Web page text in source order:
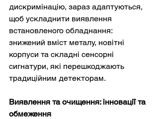
дискримінацію, зараз адаптуються,
щоб ускладнити виявлення
встановленого обладнання:
знижений вміст металу, новітні
корпуси та складні сенсорні
сигнатури, які перешкоджають
традиційним детекторам.
Виявлення та очищення: інновації та
обмеження